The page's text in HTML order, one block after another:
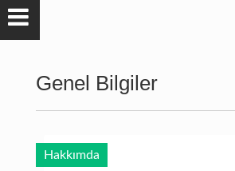
Genel Bilgiler
Hakkımda